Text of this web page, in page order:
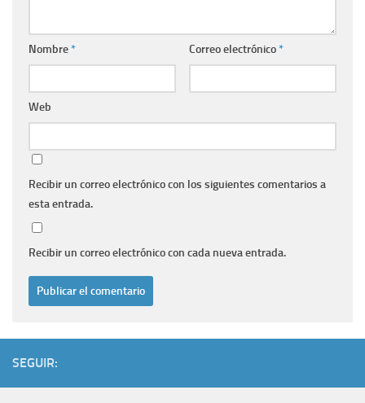
Nombre* Correo electrónico*
Web
Recibir un correo electrónico con los siguientes comentarios a
esta entrada.
Recibir un correo electrónico con cada nueva entrada.
SEGUIR: